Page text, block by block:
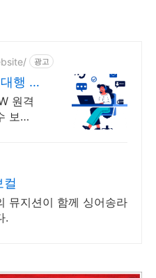
광고
행 가
대행
원격
보
상담
뮤지션이 함께 싱어송라
.